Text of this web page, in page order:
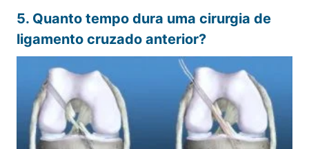
5. Quanto tempo dura uma cirurgia de
ligamento cruzado anterior?